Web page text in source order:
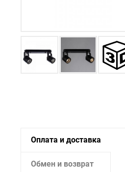
Оплата и доставка
Обмен и возврат